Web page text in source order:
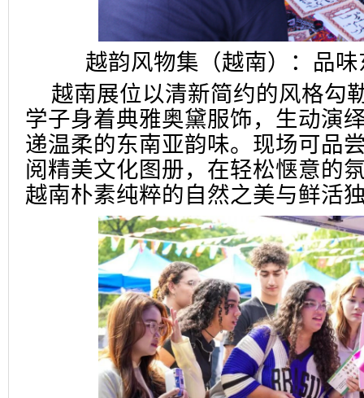
越韵风物集（越南）：品
越南展位以清新简约的风格勾
学子身着典雅奥黛服饰，生动演
递温柔的东南亚韵味。现场可品
阅精美文化图册，在轻松惬意的
越南朴素纯粹的自然之美与鲜活